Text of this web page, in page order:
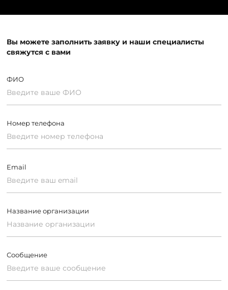
Вы можете заполнить заявку и наши специалисты
свяжутся с вами
ФИО
Номер телефона
Email
Название организации
Сообщение